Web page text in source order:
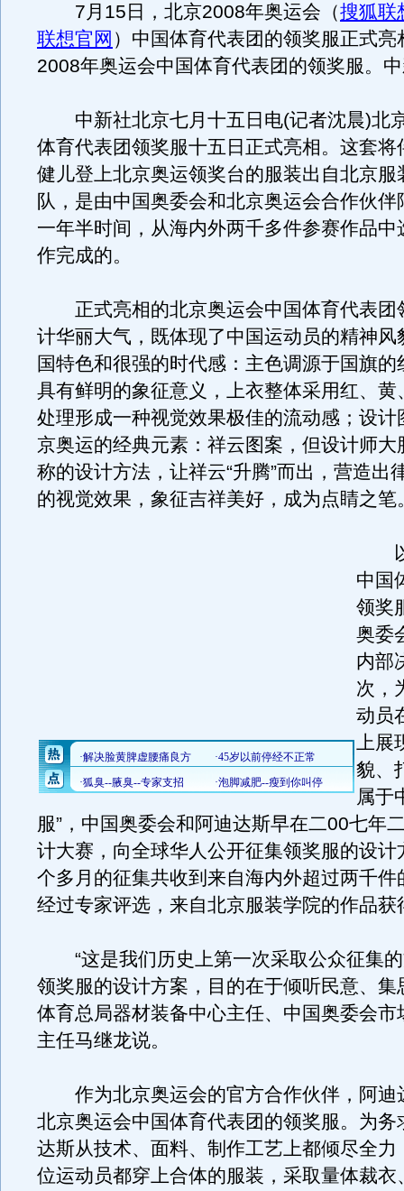
7月15日，北京2008年奥运会（搜狐联
联想官网 ）中国体育代表团的领奖服正式亮
2008年奥运会中国体育代表团的领奖服。
中新社北京七月十五日电(记者沈晨)北
体育代表团领奖服十五日正式亮相。这套将
健儿登上北京奥运领奖台的服装出自北京服
队，是由中国奥委会和北京奥运会合作伙伴
一年半时间，从海内外两千多件参赛作品中
作完成的。
正式亮相的北京奥运会中国体育代表团
计华丽大气，既体现了中国运动员的精神风
国特色和很强的时代感：主色调源于国旗的
具有鲜明的象征意义，上衣整体采用红、黄
处理形成一种视觉效果极佳的流动感；设计
京奥运的经典元素：祥云图案，但设计师大
称的设计方法，让祥云“升腾”而出，营造出
的视觉效果，象征吉祥美好，成为点睛之笔
以
中国
领奖
奥委
内部
次，
动员
上展
貌、
属于
服”，中国奥委会和阿迪达斯早在二00七年
计大赛，向全球华人公开征集领奖服的设计
个多月的征集共收到来自海内外超过两千件
经过专家评选，来自北京服装学院的作品获
“这是我们历史上第一次采取公众征集的
领奖服的设计方案，目的在于倾听民意、集
体育总局器材装备中心主任、中国奥委会市
主任马继龙说。
作为北京奥运会的官方合作伙伴，阿迪
北京奥运会中国体育代表团的领奖服。为务
达斯从技术、面料、制作工艺上都倾尽全力
位运动员都穿上合体的服装，采取量体裁衣